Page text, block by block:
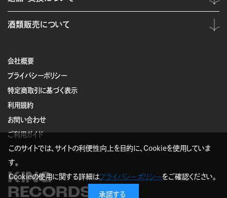
会社概要
プライバシーポリシー
特定商取引に基づく表示
利用規約
お問い合わせ
ご利用ガイド
KING
RECORDS
酒類販売について
このサイトでは、サイトの利便性向上を目的に、Cookieを使用していま
す。
Cookieの使用に関する詳細はプライバシーポリシーをご確認ください。
承諾する